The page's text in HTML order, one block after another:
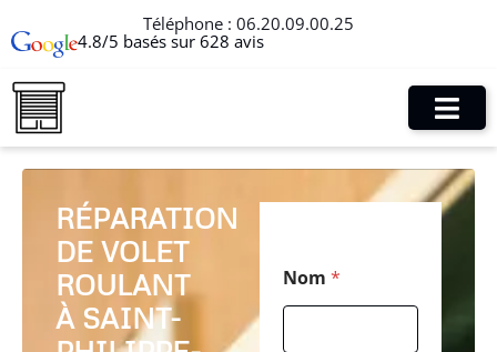
Téléphone : 06.20.09.00.25
4.8/5 basés sur 628 avis
RÉPARATION
DE VOLET
ROULANT
À SAINT-
Nom *